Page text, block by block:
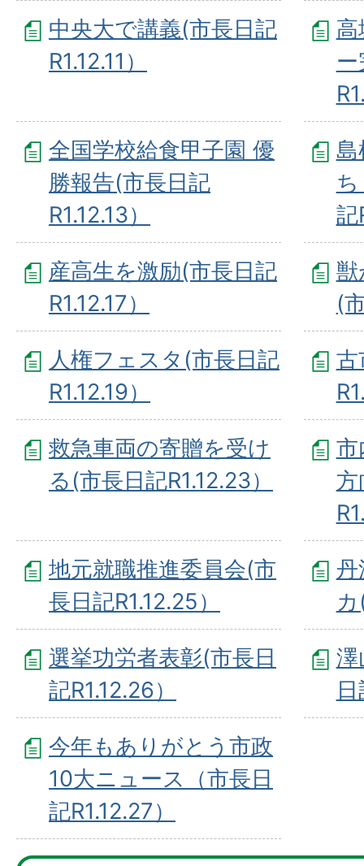
中央大で講義(市長日記
R1.12.11）
全国学校給食甲子園 優
勝報告(市長日記
R1.12.13）
島
記
産高生を激励(市長日記
R1.12.17）
(
人権フェスタ(市長日記
R1.12.19）
古
救急車両の寄贈を受け
る(市長日記R1.12.23）
市
方
地元就職推進委員会(市
長日記R1.12.25）
選挙功労者表彰(市長日
記R1.12.26）
澤
今年もありがとう市政
10大ニュース（市長日
記R1.12.27）